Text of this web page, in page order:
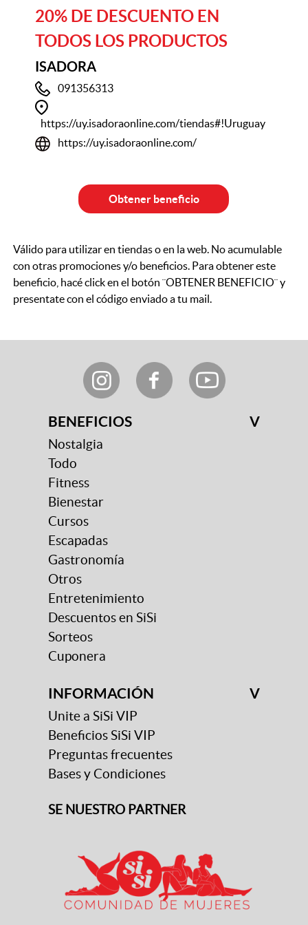
20% DE DESCUENTO EN
TODOS LOS PRODUCTOS
ISADORA
091356313
https://uy.isadoraonline.com/tiendas#!Uruguay
https://uy.isadoraonline.com/
Obtener beneficio
Válido para utilizar en tiendas o en la web. No acumulable
con otras promociones y/o beneficios. Para obtener este
beneficio, hacé click en el botón ¨OBTENER BENEFICIO¨ y
presentate con el código enviado a tu mail.
BENEFICIOS V
Nostalgia
Todo
Fitness
Bienestar
Cursos
Escapadas
Gastronomía
Otros
Entretenimiento
Descuentos en SiSi
Sorteos
Cuponera
INFORMACIÓN V
Unite a SiSi VIP
Beneficios SiSi VIP
Preguntas frecuentes
Bases y Condiciones
SE NUESTRO PARTNER